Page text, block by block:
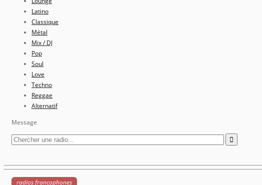
Latino
Classique
Métal
Mix / DJ
Pop
Soul
Love
Techno
Reggae
Alternatif
Message
radios francophones